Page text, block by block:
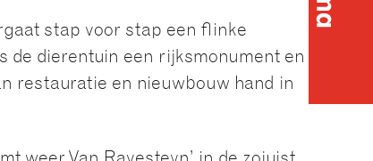
stap voor stap een flinke
de dierentuin een rijksmonument en bij
restauratie en nieuwbouw hand in